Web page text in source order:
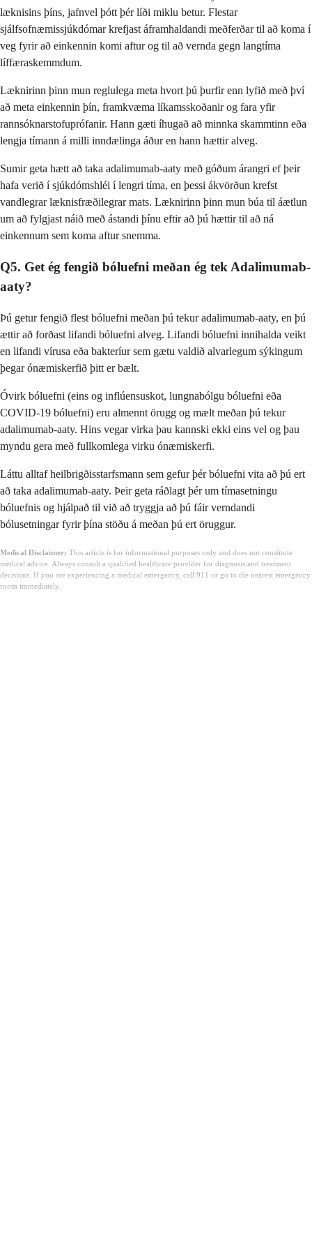
læknisins þíns, jafnvel þótt þér líði miklu betur. Flestar
sjálfsofnæmissjúkdómar krefjast áframhaldandi meðferðar til að koma í
veg fyrir að einkennin komi aftur og til að vernda gegn langtíma
líffæraskemmdum.
Læknirinn þinn mun reglulega meta hvort þú þurfir enn lyfið með því
að meta einkennin þín, framkvæma líkamsskoðanir og fara yfir
rannsóknarstofuprófanir. Hann gæti íhugað að minnka skammtinn eða
lengja tímann á milli inndælinga áður en hann hættir alveg.
Sumir geta hætt að taka adalimumab-aaty með góðum árangri ef þeir
hafa verið í sjúkdómshléi í lengri tíma, en þessi ákvörðun krefst
vandlegrar læknisfræðilegrar mats. Læknirinn þinn mun búa til áætlun
um að fylgjast náið með ástandi þínu eftir að þú hættir til að ná
einkennum sem koma aftur snemma.
Q5. Get ég fengið bóluefni meðan ég tek Adalimumab-
aaty?
Þú getur fengið flest bóluefni meðan þú tekur adalimumab-aaty, en þú
ættir að forðast lifandi bóluefni alveg. Lifandi bóluefni innihalda veikt
en lifandi vírusa eða bakteríur sem gætu valdið alvarlegum sýkingum
þegar ónæmiskerfið þitt er bælt.
Óvirk bóluefni (eins og inflúensuskot, lungnabólgu bóluefni eða
COVID-19 bóluefni) eru almennt örugg og mælt meðan þú tekur
adalimumab-aaty. Hins vegar virka þau kannski ekki eins vel og þau
myndu gera með fullkomlega virku ónæmiskerfi.
Láttu alltaf heilbrigðisstarfsmann sem gefur þér bóluefni vita að þú ert
að taka adalimumab-aaty. Þeir geta ráðlagt þér um tímasetningu
bóluefnis og hjálpað til við að tryggja að þú fáir verndandi
bólusetningar fyrir þína stöðu á meðan þú ert öruggur.
Medical Disclaimer: This article is for informational purposes only and does not constitute
medical advice. Always consult a qualified healthcare provider for diagnosis and treatment
decisions. If you are experiencing a medical emergency, call 911 or go to the nearest emergency
room immediately.